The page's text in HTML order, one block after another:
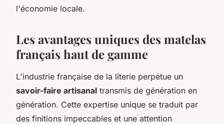
l'économie locale.
Les avantages uniques des matelas
français haut de gamme
L'industrie française de la literie perpétue un
savoir-faire artisanal transmis de génération en
génération. Cette expertise unique se traduit par
des finitions impeccables et une attention